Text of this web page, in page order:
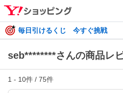
毎日引けるくじ 今すぐ挑戦
seb********さんの商品レ
1 - 10件 / 75件